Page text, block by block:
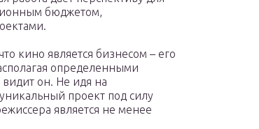
бюджетом,
кино является бизнесом – его
определенными
видит он. Не идя на
проект под силу
является не менее